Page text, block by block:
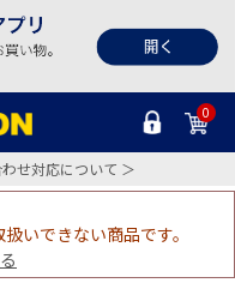
0
せ対応について ＞
いできない商品です。